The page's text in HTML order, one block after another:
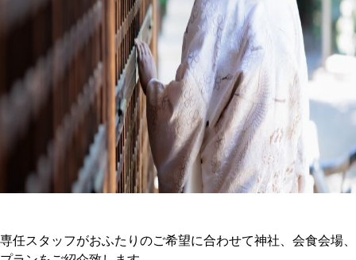
専任スタッフがおふたりのご希望に合わせて神社、会食会場、